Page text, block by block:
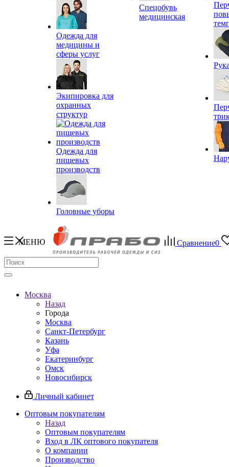
Одежда для
медицины и
сферы услуг
Экипировка для
охранных
структур
Одежда для
пищевых
производств
Головные уборы
Спецобувь
медицинская
МЕНЮ Сравнение0
Москва
Назад
Города
Москва
Санкт-Петербург
Казань
Уфа
Екатеринбург
Омск
Новосибирск
Личный кабинет
Оптовым покупателям
Назад
Оптовым покупателям
Вход в ЛК оптового покупателя
О компании
Производство